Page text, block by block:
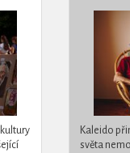
Kaleido
světa